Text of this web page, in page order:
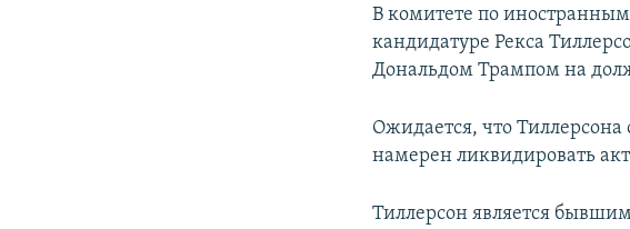
В комитете по
кандидатуре Рекса
Дональдом Трампом на
Ожидается, что Тиллерсона
намерен ликвидировать
Тиллерсон является